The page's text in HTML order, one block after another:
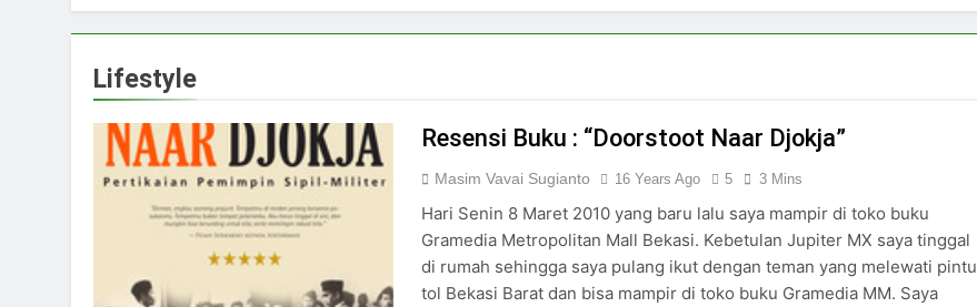
Lifestyle
Resensi Buku : “Doorstoot Naar Djokja”
Masim Vavai Sugianto 16 Years Ago 5 3 Mins
Hari Senin 8 Maret 2010 yang baru lalu saya mampir di toko buku
Gramedia Metropolitan Mall Bekasi. Kebetulan Jupiter MX saya tinggal
di rumah sehingga saya pulang ikut dengan teman yang melewati pintu
tol Bekasi Barat dan bisa mampir di toko buku Gramedia MM. Saya